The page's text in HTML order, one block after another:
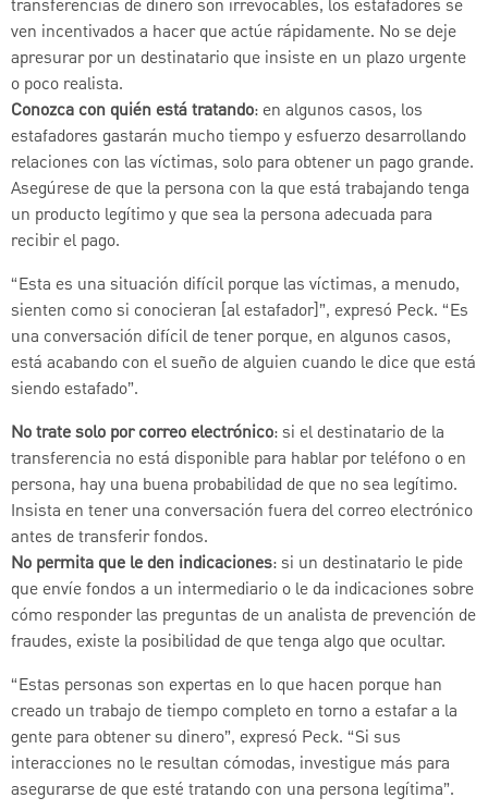
transferencias de dinero son irrevocables, los estafadores se
ven incentivados a hacer que actúe rápidamente. No se deje
apresurar por un destinatario que insiste en un plazo urgente
o poco realista.
Conozca con quién está tratando: en algunos casos, los
estafadores gastarán mucho tiempo y esfuerzo desarrollando
relaciones con las víctimas, solo para obtener un pago grande.
Asegúrese de que la persona con la que está trabajando tenga
un producto legítimo y que sea la persona adecuada para
recibir el pago.
“Esta es una situación difícil porque las víctimas, a menudo,
sienten como si conocieran [al estafador]”, expresó Peck. “Es
una conversación difícil de tener porque, en algunos casos,
está acabando con el sueño de alguien cuando le dice que está
siendo estafado”.
No trate solo por correo electrónico: si el destinatario de la
transferencia no está disponible para hablar por teléfono o en
persona, hay una buena probabilidad de que no sea legítimo.
Insista en tener una conversación fuera del correo electrónico
antes de transferir fondos.
No permita que le den indicaciones: si un destinatario le pide
que envíe fondos a un intermediario o le da indicaciones sobre
cómo responder las preguntas de un analista de prevención de
fraudes, existe la posibilidad de que tenga algo que ocultar.
“Estas personas son expertas en lo que hacen porque han
creado un trabajo de tiempo completo en torno a estafar a la
gente para obtener su dinero”, expresó Peck. “Si sus
interacciones no le resultan cómodas, investigue más para
asegurarse de que esté tratando con una persona legítima”.